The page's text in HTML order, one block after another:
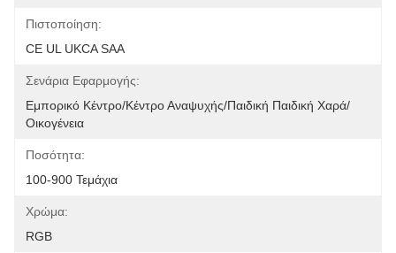
Πιστοποίηση:
CE UL UKCA SAA
Σενάρια Εφαρμογής:
Εμπορικό Κέντρο/Κέντρο Αναψυχής/Παιδική Παιδική Χαρά/
Οικογένεια
Ποσότητα:
100-900 Τεμάχια
Χρώμα:
RGB